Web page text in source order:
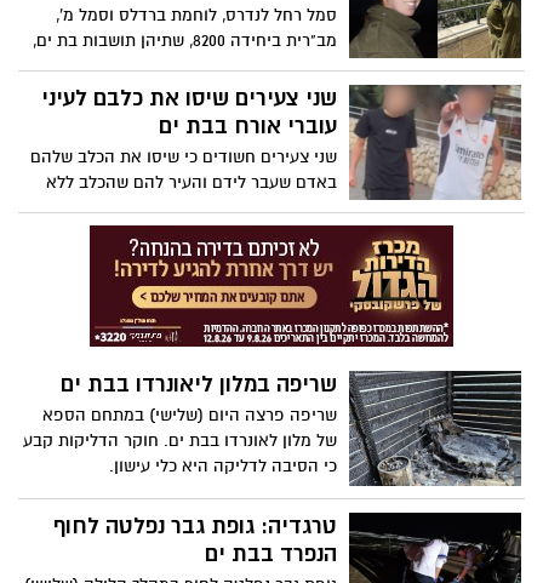
סמל רחל לנדרס, לוחמת ברדלס וסמל מ',
מב"רית ביחידה 8200, שתיהן תושבות בת ים,
יזכו באות הצטיינות מנשיא המדינה ביום
העצמאות הקרוב.
שני צעירים שיסו את כלבם לעיני
עוברי אורח בבת ים
שני צעירים חשודים כי שיסו את הכלב שלהם
באדם שעבר לידם והעיר להם שהכלב ללא
מחסום פה.
שריפה במלון ליאונרדו בבת ים
שריפה פרצה היום (שלישי) במתחם הספא
של מלון לאונרדו בבת ים. חוקר הדליקות קבע
כי הסיבה לדליקה היא כלי עישון.
טרגדיה: גופת גבר נפלטה לחוף
הנפרד בבת ים